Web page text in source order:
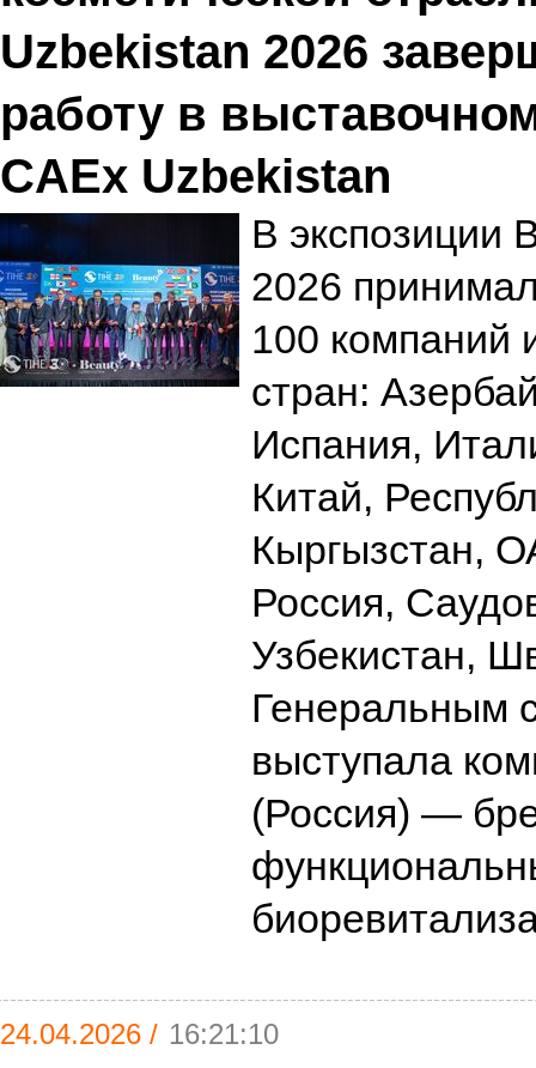
Uzbekistan 2026
работу в
CAEx Uzbekistan
В экспозиции
2026
100 компаний
стран:
Испания,
Китай,
Кыргызстан,
Россия,
Узбекистан,
Генеральным
выступала
(Россия) —
24.04.2026 / 16:21:10